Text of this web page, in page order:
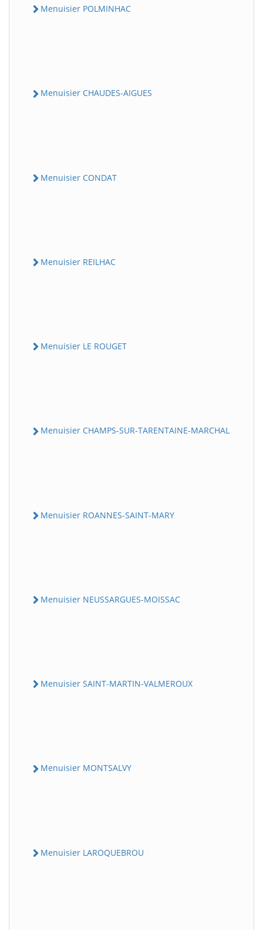
Menuisier POLMINHAC
Menuisier CHAUDES-AIGUES
Menuisier CONDAT
Menuisier REILHAC
Menuisier LE ROUGET
Menuisier CHAMPS-SUR-TARENTAINE-MARCHAL
Menuisier ROANNES-SAINT-MARY
Menuisier NEUSSARGUES-MOISSAC
Menuisier SAINT-MARTIN-VALMEROUX
Menuisier MONTSALVY
Menuisier LAROQUEBROU